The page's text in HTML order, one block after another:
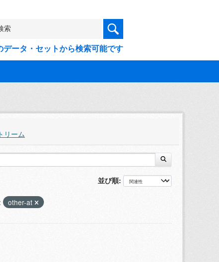
データ・セットから検索可能です
リーム
並び順
other-at